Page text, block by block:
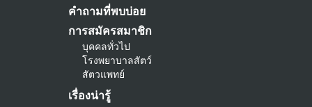
คำถามที่พบบ่อย
การสมัครสมาชิก
บุคคลทั่วไป
โรงพยาบาลสัตว์
สัตวแพทย์
เรื่องน่ารู้